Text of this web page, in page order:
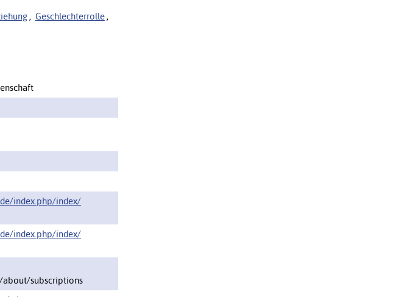
, Geschlechterrolle ,
index.php/index/‌
index.php/index/‌
about/subscriptions